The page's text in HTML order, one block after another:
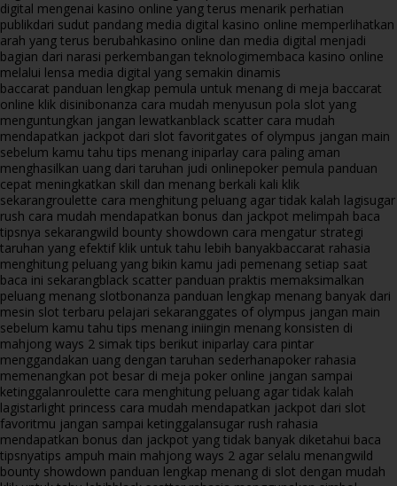
digital mengenai kasino online yang terus menarik perhatian
publikdari sudut pandang media digital kasino online memperlihatkan
arah yang terus berubahkasino online dan media digital menjadi
bagian dari narasi perkembangan teknologimembaca kasino online
melalui lensa media digital yang semakin dinamis
baccarat panduan lengkap pemula untuk menang di meja baccarat
online klik disinibonanza cara mudah menyusun pola slot yang
menguntungkan jangan lewatkanblack scatter cara mudah
mendapatkan jackpot dari slot favoritgates of olympus jangan main
sebelum kamu tahu tips menang iniparlay cara paling aman
menghasilkan uang dari taruhan judi onlinepoker pemula panduan
cepat meningkatkan skill dan menang berkali kali klik
sekarangroulette cara menghitung peluang agar tidak kalah lagisugar
rush cara mudah mendapatkan bonus dan jackpot melimpah baca
tipsnya sekarangwild bounty showdown cara mengatur strategi
taruhan yang efektif klik untuk tahu lebih banyakbaccarat rahasia
menghitung peluang yang bikin kamu jadi pemenang setiap saat
baca ini sekarangblack scatter panduan praktis memaksimalkan
peluang menang slotbonanza panduan lengkap menang banyak dari
mesin slot terbaru pelajari sekaranggates of olympus jangan main
sebelum kamu tahu tips menang iniingin menang konsisten di
mahjong ways 2 simak tips berikut iniparlay cara pintar
menggandakan uang dengan taruhan sederhanapoker rahasia
memenangkan pot besar di meja poker online jangan sampai
ketinggalanroulette cara menghitung peluang agar tidak kalah
lagistarlight princess cara mudah mendapatkan jackpot dari slot
favoritmu jangan sampai ketinggalansugar rush rahasia
mendapatkan bonus dan jackpot yang tidak banyak diketahui baca
tipsnyatips ampuh main mahjong ways 2 agar selalu menangwild
bounty showdown panduan lengkap menang di slot dengan mudah